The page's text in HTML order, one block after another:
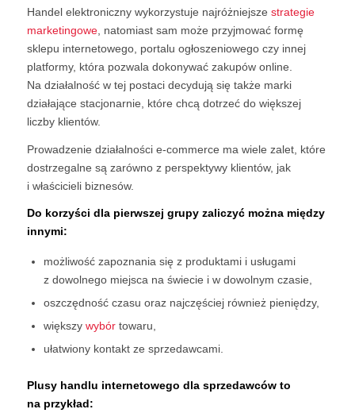
Handel elektroniczny wykorzystuje najróżniejsze strategie
marketingowe, natomiast sam może przyjmować formę
sklepu internetowego, portalu ogłoszeniowego czy innej
platformy, która pozwala dokonywać zakupów online.
Na działalność w tej postaci decydują się także marki
działające stacjonarnie, które chcą dotrzeć do większej
liczby klientów.
Prowadzenie działalności e-commerce ma wiele zalet, które
dostrzegalne są zarówno z perspektywy klientów, jak
i właścicieli biznesów.
Do korzyści dla pierwszej grupy zaliczyć można między
innymi:
możliwość zapoznania się z produktami i usługami
z dowolnego miejsca na świecie i w dowolnym czasie,
oszczędność czasu oraz najczęściej również pieniędzy,
większy wybórtowaru,
ułatwiony kontakt ze sprzedawcami.
Plusy handlu internetowego dla sprzedawców to
na przykład: